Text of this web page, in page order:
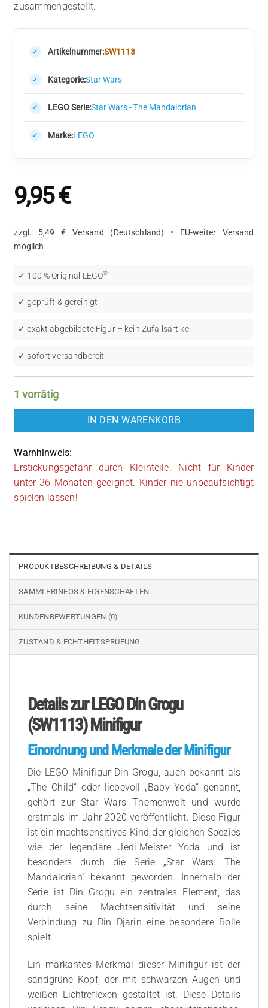
zusammengestellt.
Artikelnummer:SW1113
Kategorie:Star Wars
LEGO Serie:Star Wars - The Mandalorian
Marke:LEGO
9,95€
zzgl. 5,49 € Versand (Deutschland) • EU-weiter Versand
möglich
✓ 100 % Original LEGO®
✓ geprüft & gereinigt
✓ exakt abgebildete Figur – kein Zufallsartikel
✓ sofort versandbereit
1 vorrätig
IN DEN WARENKORB
Warnhinweis:
Erstickungsgefahr durch Kleinteile. Nicht für Kinder
unter 36 Monaten geeignet. Kinder nie unbeaufsichtigt
spielen lassen!
PRODUKTBESCHREIBUNG & DETAILS
SAMMLERINFOS & EIGENSCHAFTEN
KUNDENBEWERTUNGEN (0)
ZUSTAND & ECHTHEITSPRÜFUNG
Details zur LEGO Din Grogu
(SW1113) Minifigur
Einordnung und Merkmale der Minifigur
Die LEGO Minifigur Din Grogu, auch bekannt als
„The Child“ oder liebevoll „Baby Yoda“ genannt,
gehört zur Star Wars Themenwelt und wurde
erstmals im Jahr 2020 veröffentlicht. Diese Figur
ist ein machtsensitives Kind der gleichen Spezies
wie der legendäre Jedi-Meister Yoda und ist
besonders durch die Serie „Star Wars: The
Mandalorian“ bekannt geworden. Innerhalb der
Serie ist Din Grogu ein zentrales Element, das
durch seine Machtsensitivität und seine
Verbindung zu Din Djarin eine besondere Rolle
spielt.
Ein markantes Merkmal dieser Minifigur ist der
sandgrüne Kopf, der mit schwarzen Augen und
weißen Lichtreflexen gestaltet ist. Diese Details